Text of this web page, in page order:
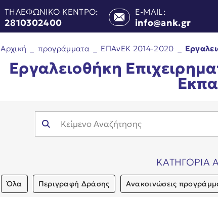
ΤΗΛΕΦΩΝΙΚΟ ΚΕΝΤΡΟ:
2810302400
E-MAIL:
info@ank.gr
Αρχική προγράμματα ΕΠΑνΕΚ 2014-2020
Εργαλειοθήκη
ΚΑΤΗΓΟΡΙΑ
Όλα Περιγραφή Δράσης Ανακοινώσεις